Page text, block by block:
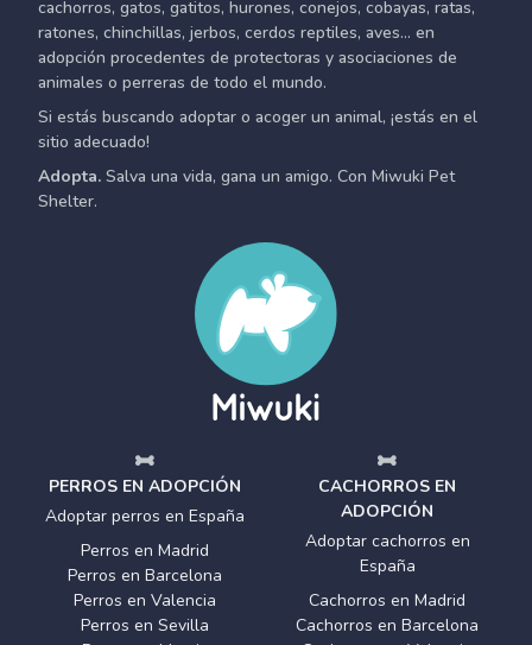
cachorros, gatos, gatitos, hurones, conejos, cobayas, ratas,
ratones, chinchillas, jerbos, cerdos reptiles, aves... en
adopción procedentes de protectoras y asociaciones de
animales o perreras de todo el mundo.
Si estás buscando adoptar o acoger un animal, ¡estás en el
sitio adecuado!
Adopta. Salva una vida, gana un amigo. Con Miwuki Pet
Shelter.
PERROS EN ADOPCIÓN
Adoptar perros en España
Perros en Madrid
Perros en Barcelona
Perros en Valencia
Perros en Sevilla
CACHORROS EN
ADOPCIÓN
Adoptar cachorros en
España
Cachorros en Madrid
Cachorros en Barcelona